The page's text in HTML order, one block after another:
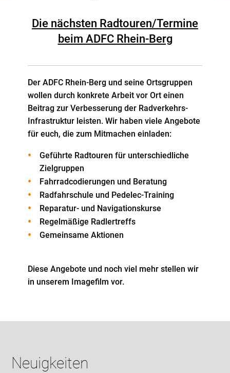
Die nächsten Radtouren/Termine
beim ADFC Rhein-Berg
Der ADFC Rhein-Berg und seine Ortsgruppen
wollen durch konkrete Arbeit vor Ort einen
Beitrag zur Verbesserung der Radverkehrs-
Infrastruktur leisten. Wir haben viele Angebote
für euch, die zum Mitmachen einladen:
Geführte Radtouren für unterschiedliche
Zielgruppen
Fahrradcodierungen und Beratung
Radfahrschule und Pedelec-Training
Reparatur- und Navigationskurse
Regelmäßige Radlertreffs
Gemeinsame Aktionen
Diese Angebote und noch viel mehr stellen wir
in unserem Imagefilm vor.
Neuigkeiten